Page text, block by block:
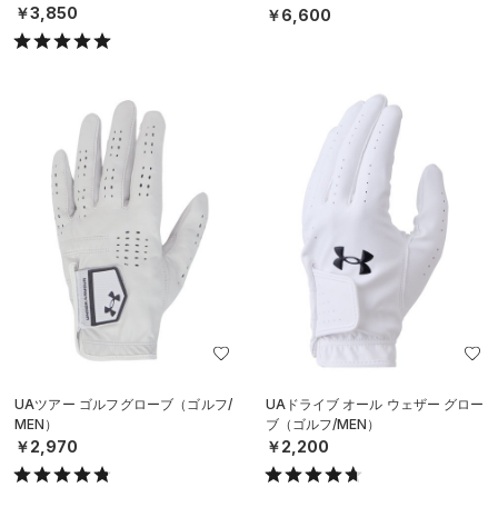
￥3,850
MEN）
￥6,600
UAツアー ゴルフグローブ（ゴルフ/
MEN）
￥2,970
UAドライブ オール ウェザー グロー
ブ（ゴルフ/MEN）
￥2,200